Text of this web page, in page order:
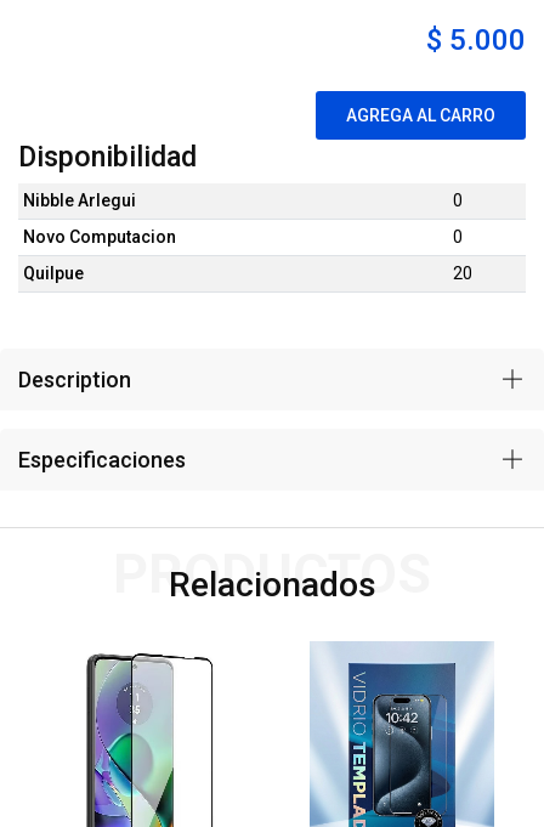
$ 5.000
AGREGA AL CARRO
Disponibilidad
Nibble Arlegui
0
Novo Computacion
0
Quilpue
20
Description
Especificaciones
Relacionados
PRODUCTOS